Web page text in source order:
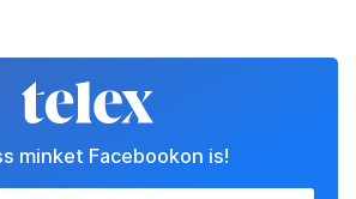
minket Facebookon is!